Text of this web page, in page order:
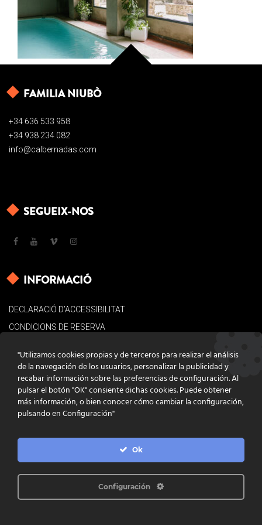
FAMILIA NIUBÒ
+34 636 533 958
+34 938 234 082
info@calbernadas.com
SEGUEIX-NOS
INFORMACIÓ
DECLARACIÓ D’ACCESSIBILITAT
CONDICIONS DE RESERVA
POLÍTICA DE COOKIES
CONTACTE
PROGRAMACIÓ INFOACTIVA'T
"Utilizamos cookies propias y de terceros para realizar el análisis
de la navegación de los usuarios, personalizar la publicidad y
recabar información sobre las preferencias de configuración. Al
pulsar el botón "OK" consiente dichas cookies. Puede obtener
más información, o bien conocer cómo cambiar la configuración,
pulsando en Configuración"
Ok
Configuración